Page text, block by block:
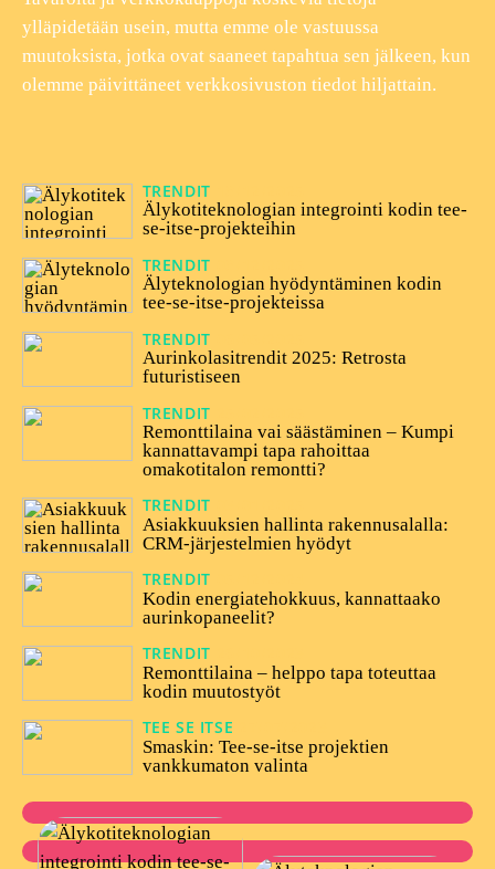
ylläpidetään usein, mutta emme ole vastuussa
muutoksista, jotka ovat saaneet tapahtua sen jälkeen, kun
olemme päivittäneet verkkosivuston tiedot hiljattain.
TRENDIT
Älykotiteknologian integrointi kodin tee-
se-itse-projekteihin
TRENDIT
Älyteknologian hyödyntäminen kodin
tee-se-itse-projekteissa
TRENDIT
Aurinkolasitrendit 2025: Retrosta
futuristiseen
TRENDIT
Remonttilaina vai säästäminen – Kumpi
kannattavampi tapa rahoittaa
omakotitalon remontti?
TRENDIT
Asiakkuuksien hallinta rakennusalalla:
CRM-järjestelmien hyödyt
TRENDIT
Kodin energiatehokkuus, kannattaako
aurinkopaneelit?
TRENDIT
Remonttilaina – helppo tapa toteuttaa
kodin muutostyöt
TEE SE ITSE
Smaskin: Tee-se-itse projektien
vankkumaton valinta